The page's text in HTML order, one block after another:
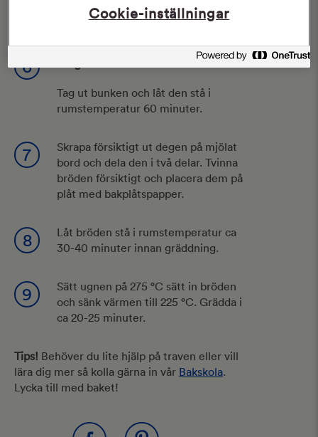
minuter till innan du sätter den i
kylen över natten.
6
Tag ut bunken och låt den stå i
rumstemperatur 60 minuter.
7
Skrapa försiktigt ut degen på mjölat
bord och dela den i två delar. Tvinna
bröden försiktigt och placera dem på
plåt med bakplåtspapper.
8
Låt bröden stå i rumstemperatur ca
30-40 minuter innan gräddning.
9
Sätt ugnen på 275 °C sätt in bröden
och sänk värmen till 225 °C. Grädda i
ca 20-25 minuter.
Tips! Behöver du lite hjälp på traven eller vill
lära dig mer så kolla gärna in vår Bakskola.
Lycka till med baket!
Cookie-inställningar